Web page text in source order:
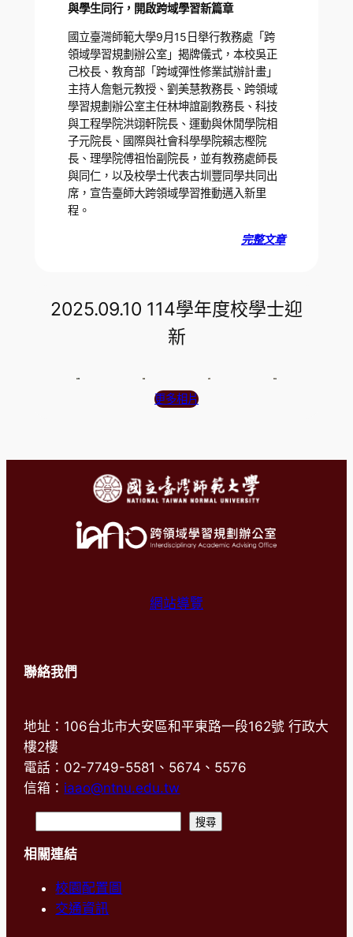
與學生同行，開啟跨域學習新篇章
國立臺灣師範大學9月15日舉行教務處「跨
領域學習規劃辦公室」揭牌儀式，本校吳正
己校長、教育部「跨域彈性修業試辦計畫」
主持人詹魁元教授、劉美慧教務長、跨領域
學習規劃辦公室主任林坤誼副教務長、科技
與工程學院洪翊軒院長、運動與休閒學院相
子元院長、國際與社會科學學院賴志樫院
長、理學院傅祖怡副院長，並有教務處師長
與同仁，以及校學士代表古圳豐同學共同出
席，宣告臺師大跨領域學習推動邁入新里
程。
完整文章
2025.09.10 114學年度校學士迎
新
更多相片
網站導覽
聯絡我們
地址：106台北市大安區和平東路一段162號 行政大
樓2樓
電話：02-7749-5581、5674、5576
信箱： iaao@ntnu.edu.tw
搜尋
相關連結
校園配置圖
交通資訊